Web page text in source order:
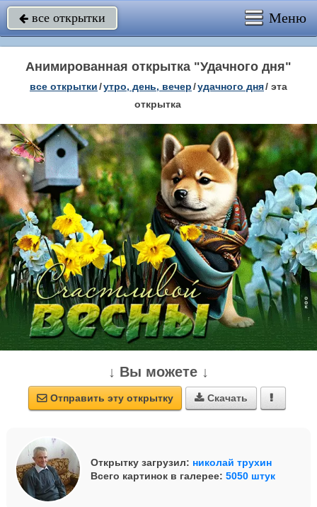
 все открытки Меню
Анимированная открытка "Удачного дня"
все открытки/утро, день, вечер/удачного дня/ эта
открытка
↓ Вы можете ↓
 Отправить эту открытку  Скачать 
Открытку загрузил: николай трухин
Всего картинок в галерее: 5050 штук